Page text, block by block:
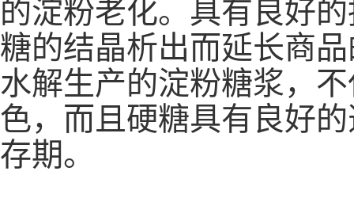
的淀粉老化。具有良好
糖的结晶析出而延长商
水解生产的淀粉糖浆，
色，而且硬糖具有良好
存期。